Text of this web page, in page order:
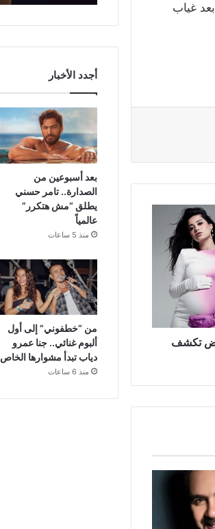
غياب
تكشف
أجدد الأخبار
بعد أسبوعين من
الصدارة.. تامر حسني
يطلق “مش هتكرر”
عالمياً
منذ 5 ساعات
من “خطفوني” إلى أول
ألبوم غنائي.. جنا عمرو
دياب تبدأ مشوارها الخاص
منذ 6 ساعات